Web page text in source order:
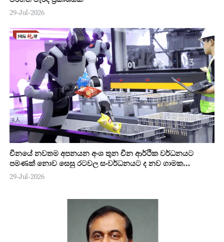
29-Jul-2026
චීනයේ නවතම අපනයන අංශ තුන චීන ආර්ථික වර්ධනයට
පමණක් නොව සෙසු රටවල සංවර්ධනයට ද නව ගාමක
ශක්තියක්
29-Jul-2026